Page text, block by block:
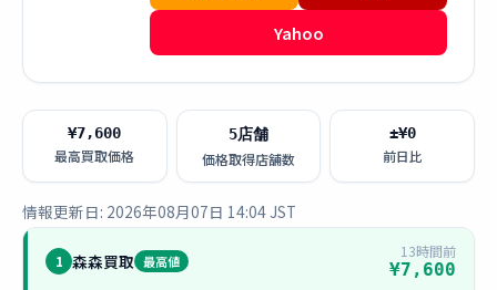
Yahoo
¥7,600
最高買取価格
5店舗
価格取得店舗数
±¥0
前日比
情報更新日: 2026年08月07日 14:04 JST
1 森森買取 最高値
13時間前
¥7,600